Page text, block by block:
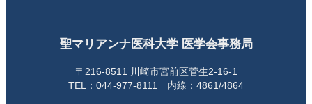
聖マリアンナ医科大学 医学会事務局
〒216-8511 川崎市宮前区菅生2-16-1
TEL：044-977-8111 内線：4861/4864